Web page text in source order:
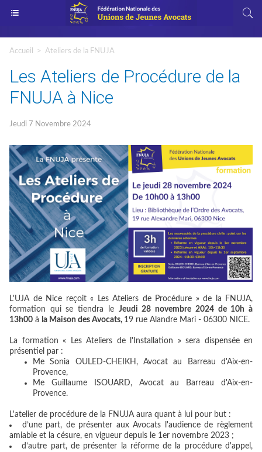
Accueil > Ateliers de la FNUJA
Les Ateliers de Procédure de la
FNUJA à Nice
Jeudi 7 Novembre 2024
L'UJA de Nice reçoit « Les Ateliers de Procédure » de la FNUJA,
formation qui se tiendra le Jeudi 28 novembre 2024 de 10h à
13h00 à la Maison des Avocats, 19 rue Alandre Mari - 06300 NICE.
La formation « Les Ateliers de l'Installation » sera dispensée en
présentiel par :
Me Sonia OULED-CHEIKH, Avocat au Barreau d'Aix-en-
Provence,
Me Guillaume ISOUARD, Avocat au Barreau d'Aix-en-
Provence.
L'atelier de procédure de la FNUJA aura quant à lui pour but :
d’une part, de présenter aux Avocats l'audience de règlement
amiable et la césure, en vigueur depuis le 1er novembre 2023 ;
d’autre part, de présenter la réforme de la procédure d'appel,